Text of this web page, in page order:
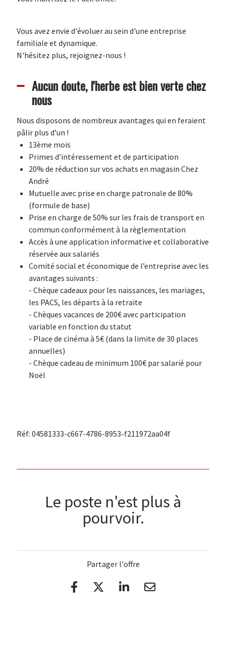
Vous avez envie d'évoluer au sein d'une entreprise
familiale et dynamique.
N'hésitez plus, rejoignez-nous !
Aucun doute, l'herbe est bien verte chez
nous
Nous disposons de nombreux avantages qui en feraient
pâlir plus d’un !
13ème mois
Primes d’intéressement et de participation
20% de réduction sur vos achats en magasin Chez
André
Mutuelle avec prise en charge patronale de 80%
(formule de base)
Prise en charge de 50% sur les frais de transport en
commun conformément à la règlementation
Accès à une application informative et collaborative
réservée aux salariés
Comité social et économique de l’entreprise avec les
avantages suivants :
- Chèque cadeaux pour les naissances, les mariages,
les PACS, les départs à la retraite
- Chèques vacances de 200€ avec participation
variable en fonction du statut
- Place de cinéma à 5€ (dans la limite de 30 places
annuelles)
- Chèque cadeau de minimum 100€ par salarié pour
Noël
Réf: 04581333-c667-4786-8953-f211972aa04f
Le poste n'est plus à
pourvoir.
Partager l'offre